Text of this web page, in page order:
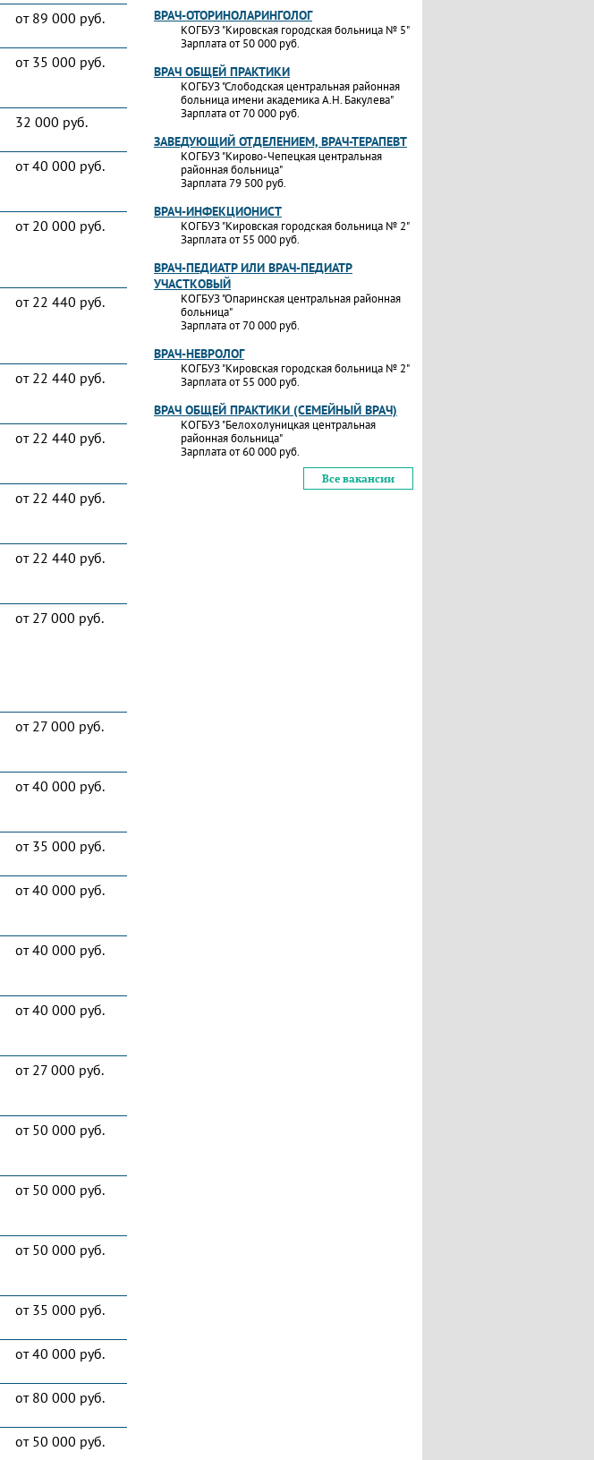
от 89 000 руб.
от 35 000 руб.
32 000 руб.
от 40 000 руб.
от 20 000 руб.
от 22 440 руб.
от 22 440 руб.
от 22 440 руб.
от 22 440 руб.
от 22 440 руб.
от 27 000 руб.
от 27 000 руб.
от 40 000 руб.
от 35 000 руб.
от 40 000 руб.
от 40 000 руб.
от 40 000 руб.
от 27 000 руб.
от 50 000 руб.
от 50 000 руб.
от 50 000 руб.
от 35 000 руб.
от 40 000 руб.
от 80 000 руб.
от 50 000 руб.
ВРАЧ-ОТОРИНОЛАРИНГОЛОГ
КОГБУЗ "Кировская городская больница № 5"
Зарплата от 50 000 руб.
ВРАЧ ОБЩЕЙ ПРАКТИКИ
КОГБУЗ "Слободская центральная районная
больница имени академика А.Н. Бакулева"
Зарплата от 70 000 руб.
ЗАВЕДУЮЩИЙ ОТДЕЛЕНИЕМ, ВРАЧ-ТЕРАПЕВТ
КОГБУЗ "Кирово-Чепецкая центральная
районная больница"
Зарплата 79 500 руб.
ВРАЧ-ИНФЕКЦИОНИСТ
КОГБУЗ "Кировская городская больница № 2"
Зарплата от 55 000 руб.
ВРАЧ-ПЕДИАТР ИЛИ ВРАЧ-ПЕДИАТР
УЧАСТКОВЫЙ
КОГБУЗ "Опаринская центральная районная
больница"
Зарплата от 70 000 руб.
ВРАЧ-НЕВРОЛОГ
КОГБУЗ "Кировская городская больница № 2"
Зарплата от 55 000 руб.
ВРАЧ ОБЩЕЙ ПРАКТИКИ (СЕМЕЙНЫЙ ВРАЧ)
КОГБУЗ "Белохолуницкая центральная
районная больница"
Зарплата от 60 000 руб.
Все вакансии